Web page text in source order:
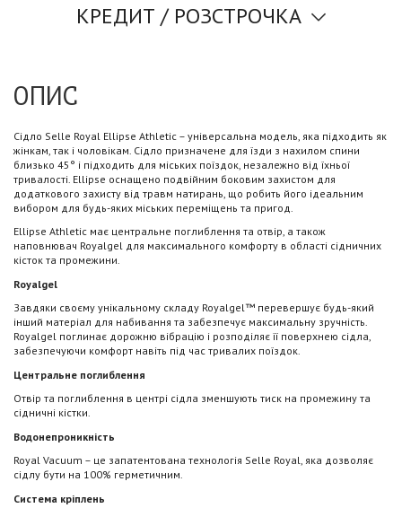
КРЕДИТ / РОЗСТРОЧКА
ОПИС
Сідло Selle Royal Ellipse Athletic – універсальна модель, яка підходить як
жінкам, так і чоловікам. Сідло призначене для їзди з нахилом спини
близько 45° і підходить для міських поїздок, незалежно від їхньої
тривалості. Ellipse оснащено подвійним боковим захистом для
додаткового захисту від травм натирань, що робить його ідеальним
вибором для будь-яких міських переміщень та пригод.
Ellipse Athletic має центральне поглиблення та отвір, а також
наповнювач Royalgel для максимального комфорту в області сідничних
кісток та промежини.
Royalgel
Завдяки своєму унікальному складу Royalgel™ перевершує будь-який
інший матеріал для набивання та забезпечує максимальну зручність.
Royalgel поглинає дорожню вібрацію і розподіляє її поверхнею сідла,
забезпечуючи комфорт навіть під час тривалих поїздок.
Центральне поглиблення
Отвір та поглиблення в центрі сідла зменшують тиск на промежину та
сідничні кістки.
Водонепроникність
Royal Vacuum – це запатентована технологія Selle Royal, яка дозволяє
сідлу бути на 100% герметичним.
Система кріплень